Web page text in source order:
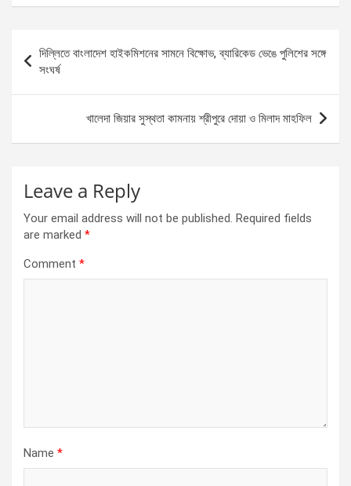
ce
b
o
o
se
g
er
at
s
A
p
p
ar
Post
navigation
দিল্লিতে বাংলাদেশ হাইকমিশনের সামনে বিক্ষোভ, ব্যারিকেড ভেঙে পুলিশের সঙ্গে
সংঘর্ষ
খালেদা জিয়ার সুস্থতা কামনায় শ্রীপুরে দোয়া ও মিলাদ মাহফিল
Leave a Reply
Your email address will not be published. Required fields
are marked *
Comment *
Name *